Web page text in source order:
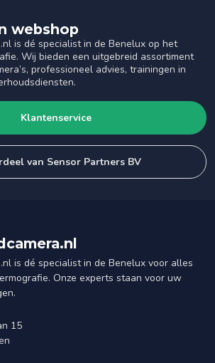
webshop
is dé specialist in de Benelux op het
Wij bieden een uitgebreid assortiment
professioneel advies, trainingen in
Klantenservice
van Sensor Partners BV
is dé specialist in de Benelux voor alles
Onze experts staan voor uw
15